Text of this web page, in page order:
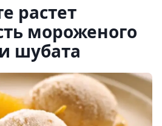
растет
мороженого
шубата